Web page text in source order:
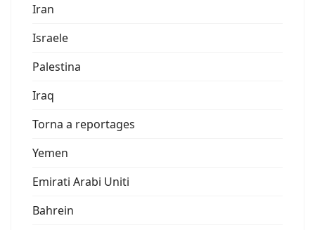
Iran
Israele
Palestina
Iraq
Torna a reportages
Yemen
Emirati Arabi Uniti
Bahrein